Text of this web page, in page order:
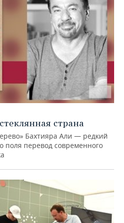
страна
Бахтияра Али — редкий
поля перевод современного